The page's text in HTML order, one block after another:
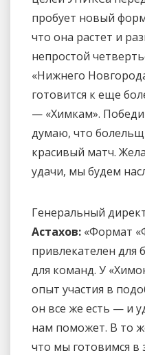
пробует новый
что она растет и
непростой
«Нижнего
готовится к еще
— «Химкам».
думаю, что
красивый матч.
удачи, мы будем
Генеральный
Астахов: «Формат
привлекателен для
для команд. У
опыт участия в
он все же есть — и
нам поможет. В то
что мы готовимся в